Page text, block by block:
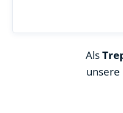
Als
unsere